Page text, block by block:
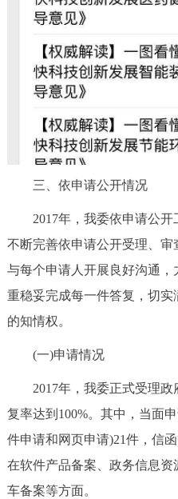
三、依申请公开情况
2017年，我委依申请公开
不断完善依申请公开受理、审
与每个申请人开展良好沟通
重稳妥完成每一件答复，切
的知情权。
(一)申请情况
2017年，我委正式受理政
复率达到100%。其中，当面
件申请和网页申请)21件，信
在软件产品备案、政务信息
车备案等方面。